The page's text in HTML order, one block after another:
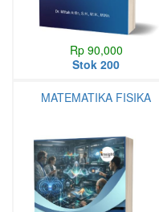
Rp 90,000
Stok 200
MATEMATIKA FISIKA